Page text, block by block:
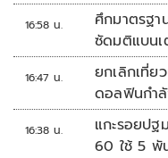
16:58 น.
ศึกมาตรฐ
ซัดมติแบนเ
16:47 น.
ยกเลิกเที่ย
ดอลฟินกำลั
16:38 น.
แกะรอยป
60 ใช้ 5 พั